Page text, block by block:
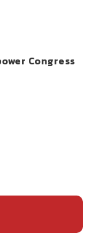
Congress